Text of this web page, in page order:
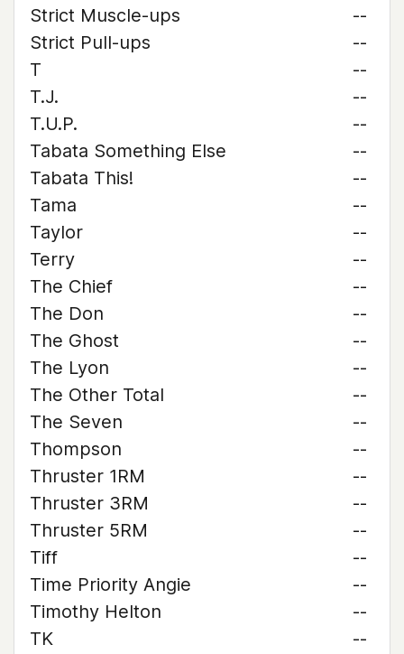
Strict Muscle-ups
--
Strict Pull-ups
--
T
--
T.J.
--
T.U.P.
--
Tabata Something Else
--
Tabata This!
--
Tama
--
Taylor
--
Terry
--
The Chief
--
The Don
--
The Ghost
--
The Lyon
--
The Other Total
--
The Seven
--
Thompson
--
Thruster 1RM
--
Thruster 3RM
--
Thruster 5RM
--
Tiff
--
Time Priority Angie
--
Timothy Helton
--
TK
--